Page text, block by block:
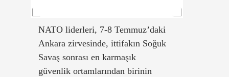
NATO liderleri, 7-8 Temmuz’daki
Ankara zirvesinde, ittifakın Soğuk
Savaş sonrası en karmaşık
güvenlik ortamlarından birinin